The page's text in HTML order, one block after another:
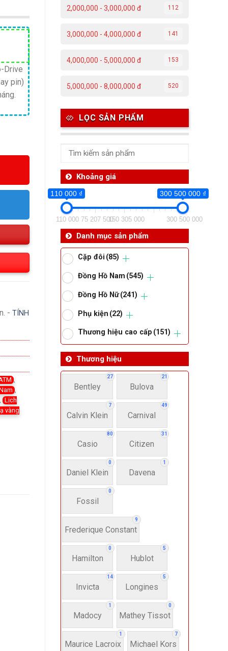
2,000,000 - 3,000,000 đ 112
3,000,000 - 4,000,000 đ 141
4,000,000 - 5,000,000 đ 153
5,000,000 - 8,000,000 đ 520
LỌC SẢN PHẨM
Khoảng giá
110 000 ₫ 300 500 000 ₫
110 000 75 207 500150 305 000 300 500 000
Danh mục sản phẩm
Cặp đôi (85)
Đồng Hồ Nam (545)
Đồng Hồ Nữ (241)
Phụ kiện (22)
Thương hiệu cao cấp (151)
Thương hiệu
27
Bentley
21
Bulova
7
Calvin Klein
49
Carnival
80
Casio
31
Citizen
0
Daniel Klein
1
Davena
0
Fossil
9
Frederique Constant
0
Hamilton
5
Hublot
14
Invicta
5
Longines
1
Madocy
0
Mathey Tissot
1
Maurice Lacroix
7
Michael Kors
₫.
Drive
pin)
-TÍNH
, Lịch
vàng